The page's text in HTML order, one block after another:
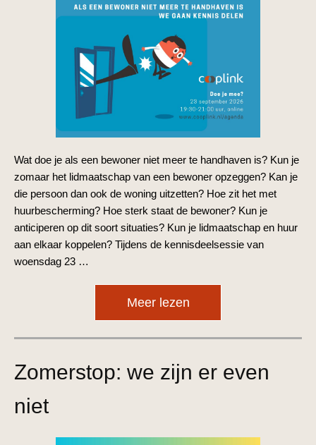
Wat doe je als een bewoner niet meer te handhaven is? Kun je
zomaar het lidmaatschap van een bewoner opzeggen? Kan je
die persoon dan ook de woning uitzetten? Hoe zit het met
huurbescherming? Hoe sterk staat de bewoner? Kun je
anticiperen op dit soort situaties? Kun je lidmaatschap en huur
aan elkaar koppelen? Tijdens de kennisdeelsessie van
woensdag 23 …
Meer lezen
Zomerstop: we zijn er even
niet